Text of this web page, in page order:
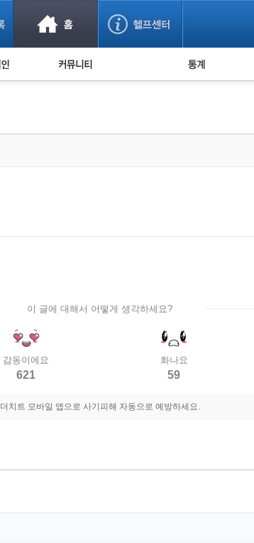
사기 예방했어요! 누적 피해사례 통계
이 글에 대해서 어떻게 생각하세요?
감동이에요
621
화나요
59
더치트 모바일 앱으로 사기피해 자동으로 예방하세요.